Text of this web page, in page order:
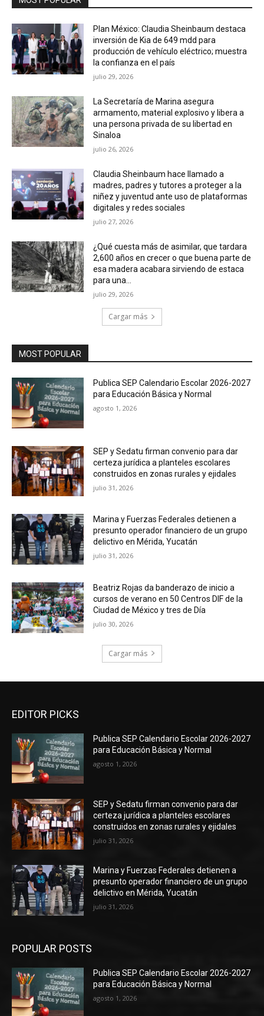
Plan México: Claudia Sheinbaum destaca
inversión de Kia de 649 mdd para
producción de vehículo eléctrico; muestra
la confianza en el país
julio 29, 2026
La Secretaría de Marina asegura
armamento, material explosivo y libera a
una persona privada de su libertad en
Sinaloa
julio 26, 2026
Claudia Sheinbaum hace llamado a
madres, padres y tutores a proteger a la
niñez y juventud ante uso de plataformas
digitales y redes sociales
julio 27, 2026
¿Qué cuesta más de asimilar, que tardara
2,600 años en crecer o que buena parte de
esa madera acabara sirviendo de estaca
para una...
julio 29, 2026
Cargar más
MOST POPULAR
Publica SEP Calendario Escolar 2026-2027
para Educación Básica y Normal
agosto 1, 2026
SEP y Sedatu firman convenio para dar
certeza jurídica a planteles escolares
construidos en zonas rurales y ejidales
julio 31, 2026
Marina y Fuerzas Federales detienen a
presunto operador financiero de un grupo
delictivo en Mérida, Yucatán
julio 31, 2026
Beatriz Rojas da banderazo de inicio a
cursos de verano en 50 Centros DIF de la
Ciudad de México y tres de Día
julio 30, 2026
Cargar más
EDITOR PICKS
Publica SEP Calendario Escolar 2026-2027
para Educación Básica y Normal
agosto 1, 2026
SEP y Sedatu firman convenio para dar
certeza jurídica a planteles escolares
construidos en zonas rurales y ejidales
julio 31, 2026
Marina y Fuerzas Federales detienen a
presunto operador financiero de un grupo
delictivo en Mérida, Yucatán
julio 31, 2026
POPULAR POSTS
Publica SEP Calendario Escolar 2026-2027
para Educación Básica y Normal
agosto 1, 2026